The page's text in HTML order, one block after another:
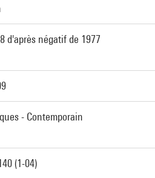
d'après négatif de 1977
- Contemporain
(1-04)